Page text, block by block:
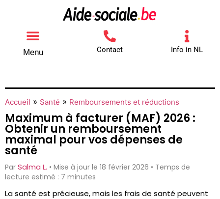
Menu Contact Info in NL
Accueil » Santé » Remboursements et réductions
Maximum à facturer (MAF) 2026 :
Obtenir un remboursement
maximal pour vos dépenses de
santé
Par Salma L. • Mise à jour le 18 février 2026 • Temps de
lecture estimé : 7 minutes
La santé est précieuse, mais les frais de santé peuvent